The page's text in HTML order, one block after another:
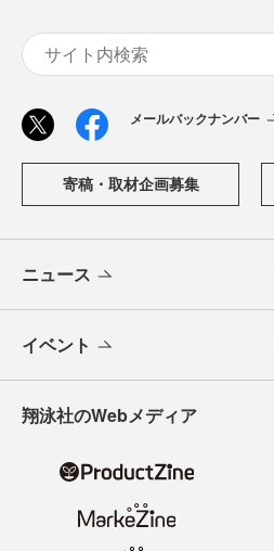
メールバックナンバー
寄稿・取材企画募集
ニュース
イベント
翔泳社のWebメディア